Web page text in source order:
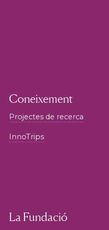
Coneixement
Projectes de recerca
InnoTrips
La Fundació